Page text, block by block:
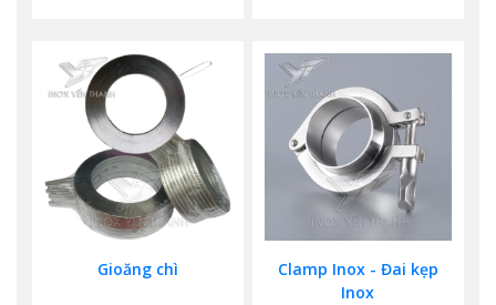
Gioăng chì
Clamp Inox - Đai kẹp
Inox